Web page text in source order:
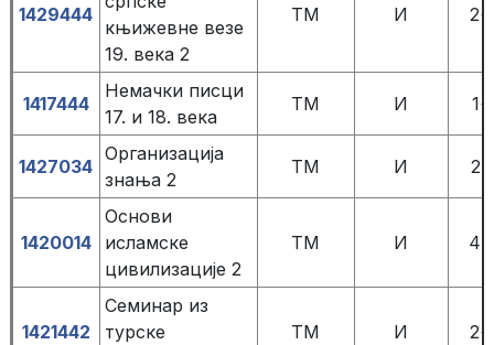
1429444
књижевне везе
19. века 2
TM И
1417444
Немачки писци
17. и 18. века
ТМ И
1427034
Организација
знања 2
ТМ И
1420014
Основи
исламске
цивилизације 2
ТМ И
1421442
Семинар из
турске
TM И